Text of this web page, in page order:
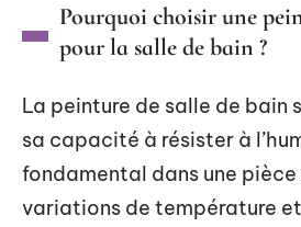
Pourquoi choisir une
pour la salle de bain ?
La peinture de salle de bain
sa capacité à résister à
fondamental dans une pièce
variations de température